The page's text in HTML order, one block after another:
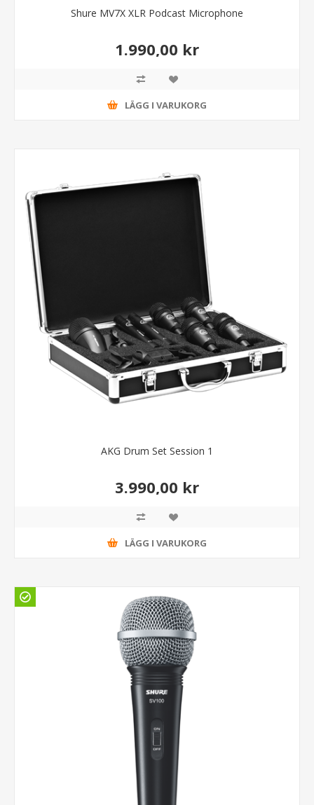
Shure MV7X XLR Podcast Microphone
1.990,00 kr
LÄGG I VARUKORG
AKG Drum Set Session 1
3.990,00 kr
LÄGG I VARUKORG